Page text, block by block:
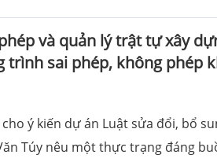
và quản lý trật tự xây
trình sai phép, không phép
ý kiến dự án Luật sửa đổi, bổ
Túy nêu một thực trạng đáng